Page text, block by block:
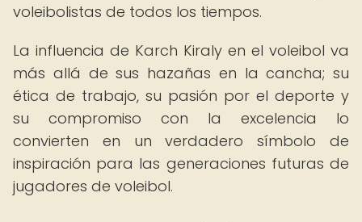
voleibolistas de todos los tiempos.
La influencia de Karch Kiraly en el voleibol va
más allá de sus hazañas en la cancha; su
ética de trabajo, su pasión por el deporte y
su compromiso con la excelencia lo
convierten en un verdadero símbolo de
inspiración para las generaciones futuras de
jugadores de voleibol.